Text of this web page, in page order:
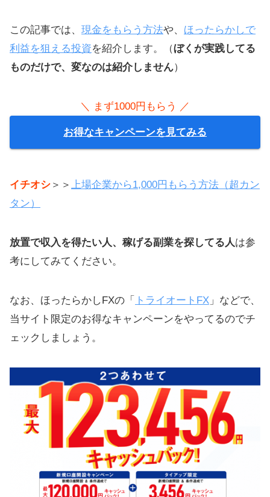
この記事では、 現金をもらう方法や、 ほったらかしで
利益を狙える投資を紹介します。（ぼくが実践してる
ものだけで、変なのは紹介しません）
＼ まず1000円もらう ／
お得なキャンペーンを見てみる
イチオシ ＞＞ 上場企業から1,000円もらう方法（超カン
タン）
放置で収入を得たい人、稼げる副業を探してる人は参
考にしてみてください。
なお、ほったらかしFXの「 トライオートFX 」などで、
当サイト限定のお得なキャンペーンをやってるのでチ
ェックしましょう。